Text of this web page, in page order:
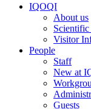
IQOQI
About us
Visitor
People
Staff
New at
Guests